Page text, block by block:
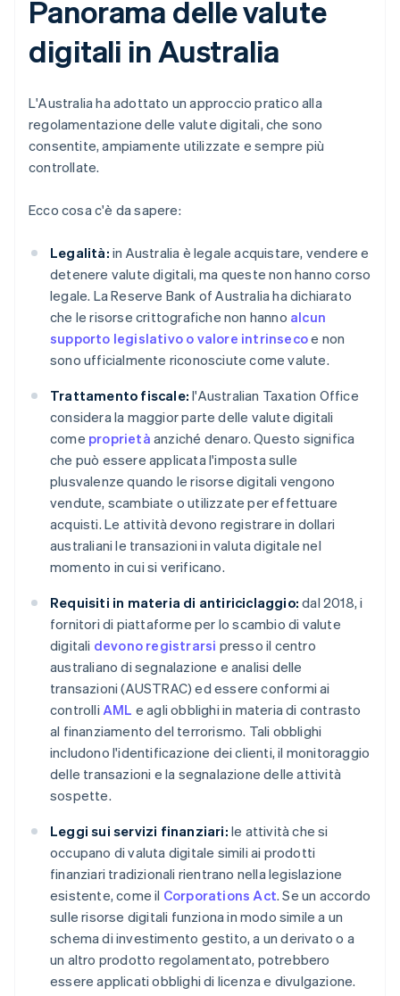
Panorama delle valute
digitali in Australia
L'Australia ha adottato un approccio pratico alla
regolamentazione delle valute digitali, che sono
consentite, ampiamente utilizzate e sempre più
controllate.
Ecco cosa c'è da sapere:
Legalità: in Australia è legale acquistare, vendere e
detenere valute digitali, ma queste non hanno corso
legale. La Reserve Bank of Australia ha dichiarato
che le risorse crittografiche non hanno alcun
supporto legislativo o valore intrinsecoe non
sono ufficialmente riconosciute come valute.
Trattamento fiscale: l'Australian Taxation Office
considera la maggior parte delle valute digitali
come proprietà anziché denaro. Questo significa
che può essere applicata l'imposta sulle
plusvalenze quando le risorse digitali vengono
vendute, scambiate o utilizzate per effettuare
acquisti. Le attività devono registrare in dollari
australiani le transazioni in valuta digitale nel
momento in cui si verificano.
Requisiti in materia di antiriciclaggio: dal 2018, i
fornitori di piattaforme per lo scambio di valute
digitali devono registrarsi presso il centro
australiano di segnalazione e analisi delle
transazioni (AUSTRAC) ed essere conformi ai
controlliAML e agli obblighi in materia di contrasto
al finanziamento del terrorismo. Tali obblighi
includono l'identificazione dei clienti, il monitoraggio
delle transazioni e la segnalazione delle attività
sospette.
Leggi sui servizi finanziari: le attività che si
occupano di valuta digitale simili ai prodotti
finanziari tradizionali rientrano nella legislazione
esistente, come il Corporations Act. Se un accordo
sulle risorse digitali funziona in modo simile a un
schema di investimento gestito, a un derivato o a
un altro prodotto regolamentato, potrebbero
essere applicati obblighi di licenza e divulgazione.